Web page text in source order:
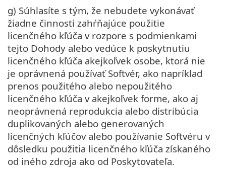
g) Súhlasíte s tým, že nebudete vykonávať
žiadne činnosti zahŕňajúce použitie
licenčného kľúča v rozpore s podmienkami
tejto Dohody alebo vedúce k poskytnutiu
licenčného kľúča akejkoľvek osobe, ktorá nie
je oprávnená používať Softvér, ako napríklad
prenos použitého alebo nepoužitého
licenčného kľúča v akejkoľvek forme, ako aj
neoprávnená reprodukcia alebo distribúcia
duplikovaných alebo generovaných
licenčných kľúčov alebo používanie Softvéru v
dôsledku použitia licenčného kľúča získaného
od iného zdroja ako od Poskytovateľa.